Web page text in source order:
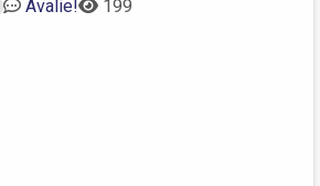
Avalie! 199